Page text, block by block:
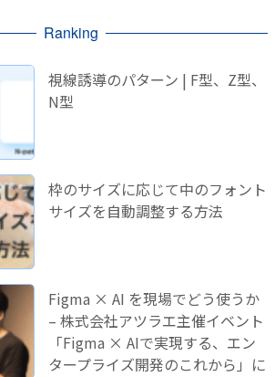
Ranking
視線誘導のパターン | F型、Z型、
N型
枠のサイズに応じて中のフォント
サイズを自動調整する方法
Figma × AI を現場でどう使うか
– 株式会社アツラエ主催イベント
「Figma × AIで実現する、エン
タープライズ開発のこれから」に